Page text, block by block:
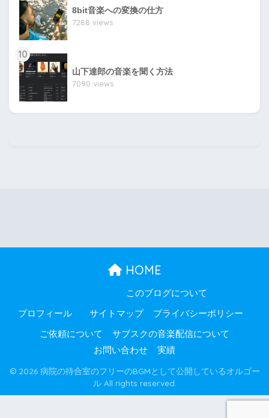
8bit音楽への変換の仕方
7288 views
10
山下達郎の音楽を聞く方法
7090 views
HOME
プロフィール
このブログについて
サイトマップ プライバシーポリシー
ご依頼について
サブスクの音楽配信について
お問い合わせ
実績
© 2026 病院の待合室のフリーのBGMとして公開しているオルゴー
ル All rights reserved.